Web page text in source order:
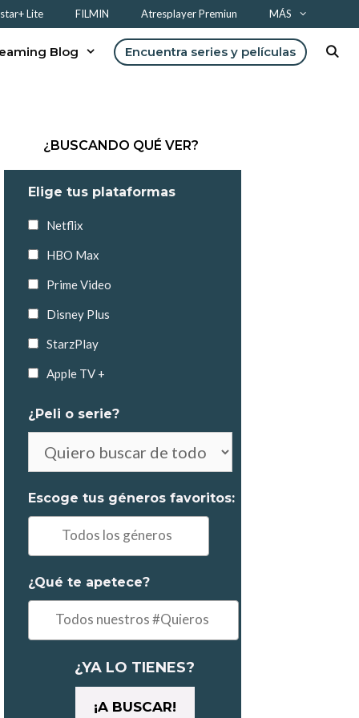
Lite FILMIN Atresplayer Premiun MÁS
Blog Encuentra series y películas
¿BUSCANDO QUÉ VER?
Elige tus plataformas
Netflix
HBO Max
Prime Video
Disney Plus
StarzPlay
Apple TV +
¿Peli o serie?
elegir
Escoge tus géneros favoritos:
¿Qué te apetece?
Ejemplo:
¿YA LO TIENES?